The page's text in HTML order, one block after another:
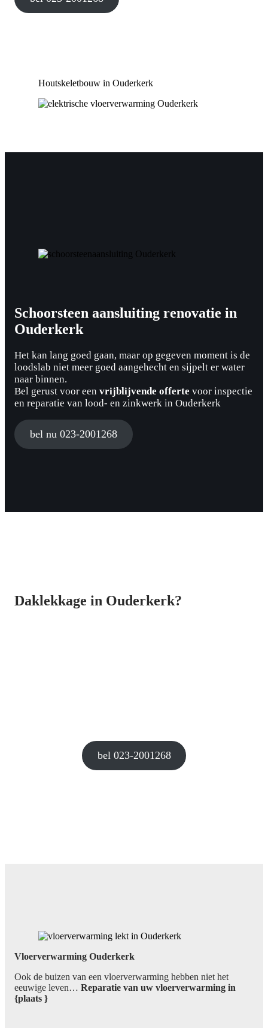
Houtskeletbouw in Ouderkerk
Schoorsteen aansluiting renovatie in
Ouderkerk
Het kan lang goed gaan, maar op gegeven moment is de
loodslab niet meer goed aangehecht en sijpelt er water
naar binnen.
Bel gerust voor een vrijblijvende offerte voor inspectie
en reparatie van lood- en zinkwerk in Ouderkerk
bel nu 023-2001268
Daklekkage in Ouderkerk?
bel 023-2001268
Vloerverwarming Ouderkerk
Ook de buizen van een vloerverwarming hebben niet het
eeuwige leven… Reparatie van uw vloerverwarming in
{plaats }